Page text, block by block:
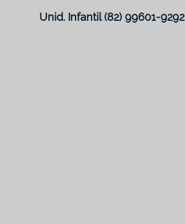
Unid. Infantil (82) 99601-9292